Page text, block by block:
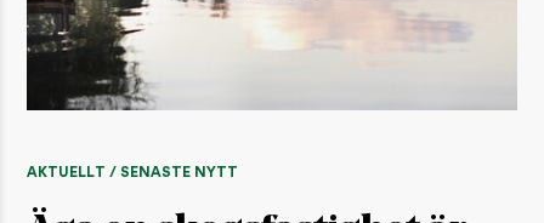
AKTUELLT / SENASTE NYTT